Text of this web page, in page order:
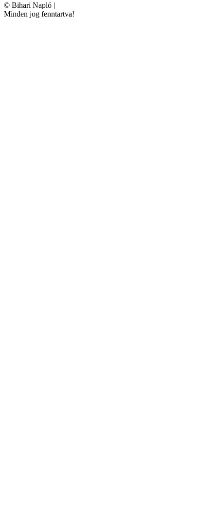
© Bihari Napló |
Minden jog fenntartva!